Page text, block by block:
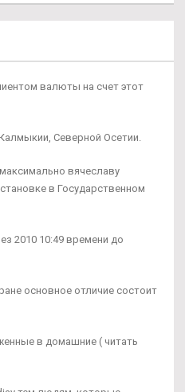
валюты на счет этот
Северной Осетии.
вячеславу
в Государственном
2010 10:49 времени до
основное отличие состоит
в домашние ( читать